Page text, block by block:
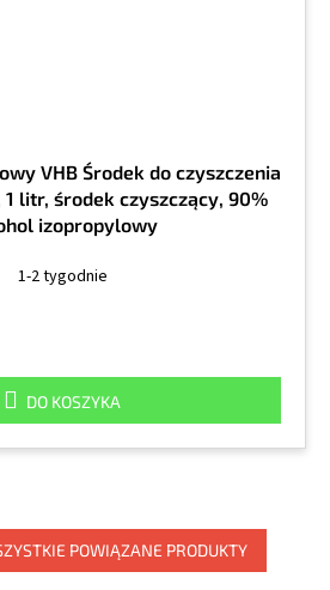
VHB Środek do czyszczenia
litr, środek czyszczący, 90%
izopropylowy
1-2 tygodnie
DO KOSZYKA
POWIĄZANE PRODUKTY